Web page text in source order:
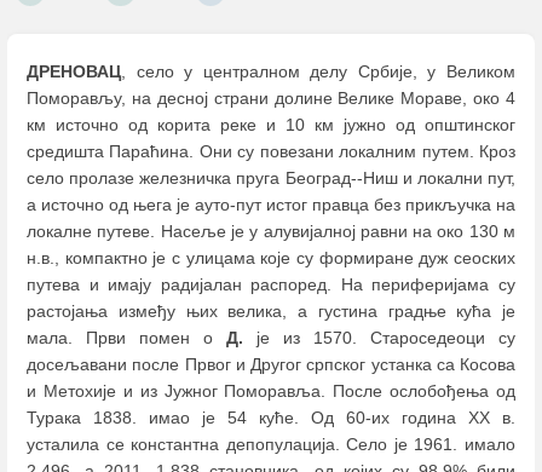
ДРЕНОВАЦ, село у централном делу Србије, у Великом
Поморављу, на десној страни долине Велике Мораве, око 4
км источно од корита реке и 10 км јужно од општинског
средишта Параћина. Они су повезани локалним путем. Кроз
село пролазе железничка пруга Београд--Ниш и локални пут,
а источно од њега је ауто-пут истог правца без прикључка на
локалне путеве. Насеље је у алувијалној равни на око 130 м
н.в., компактно је с улицама које су формиране дуж сеоских
путева и имају радијалан распоред. На периферијама су
растојања између њих велика, а густина градње кућа је
мала. Први помен о Д. је из 1570. Староседеоци су
досељавани после Првог и Другог српског устанка са Косова
и Метохије и из Јужног Поморавља. После ослобођења од
Турака 1838. имао је 54 куће. Од 60-их година XX в.
усталила се константна депопулација. Село је 1961. имало